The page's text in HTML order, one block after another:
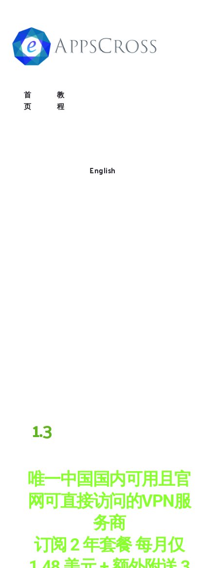
首
页
教
程
English
1.3
唯一中国国内可用且官
网可直接访问的VPN服
务商
订阅 2 年套餐 每月仅